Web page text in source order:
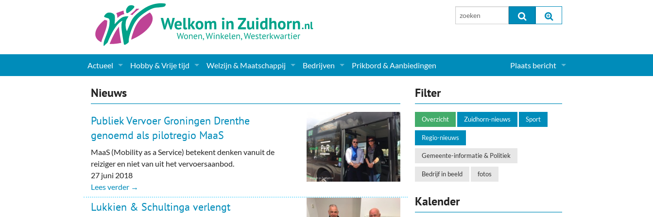
Actueel
Nieuws
Gemeente informatie
Dorpen
Woningaanbod
Columns & Redactioneel
Foto-pagina
Hobby & Vrije tijd
Kunst
Muziek
Toerisme & Musea
Podia & Dorpshuizen
Welzijn & Maatschappij
Gezondheid & Zorg
Kinderopvang
Onderwijs & jeugd
Bedrijven
Verzorging
Dieren & Tuin
Horeca & Uitgaan
Vervoer, Auto's & Fietsen
Prikbord & Aanbiedingen Plaats bericht
Nieuws
Publiek Vervoer Groningen Drenthe
genoemd als pilotregio MaaS
MaaS (Mobility as a Service) betekent denken vanuit de
reiziger en niet van uit het vervoersaanbod.
27 juni 2018
Lees verder →
Lukkien & Schultinga verlengt
Filter
Overzicht Zuidhorn-nieuws Sport
Regio-nieuws
Gemeente-informatie & Politiek
Bedrijf in beeld fotos
Kalender